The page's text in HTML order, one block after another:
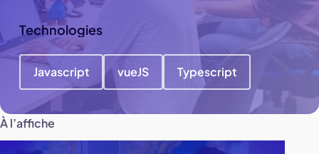
Technologies
Javascript vueJS Typescript
À l’affiche